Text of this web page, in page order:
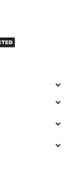
đến màu sắc
hợp với